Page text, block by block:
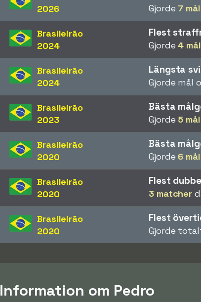
2026
Gjorde 7 mål
Brasileirão
2024
Flest
Gjorde 4
Brasileirão
2024
Längsta
Gjorde mål
Brasileirão
2023
Bästa
Gjorde 5 mål
Brasileirão
2020
Bästa
Gjorde 6 mål
Brasileirão
2020
Flest
3 matcher
Brasileirão
2020
Flest
Gjorde
Information om Pedro